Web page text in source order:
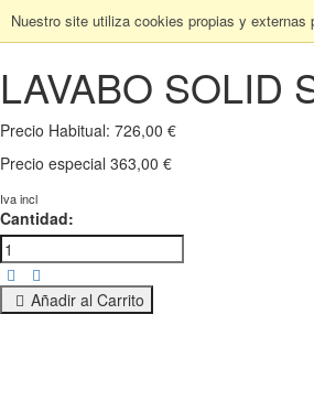
Nuestro site utiliza cookies propias y
LAVABO SOLID
Precio Habitual: 726,00 €
Precio especial 363,00 €
Iva incl
Cantidad:
Añadir al Carrito